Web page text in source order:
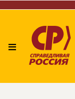
≡